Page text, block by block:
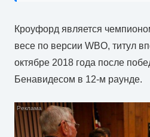
Кроуфорд является
весе по версии WBO, титул
октябре 2018 года после
Бенавидесом в 12-м раунде.